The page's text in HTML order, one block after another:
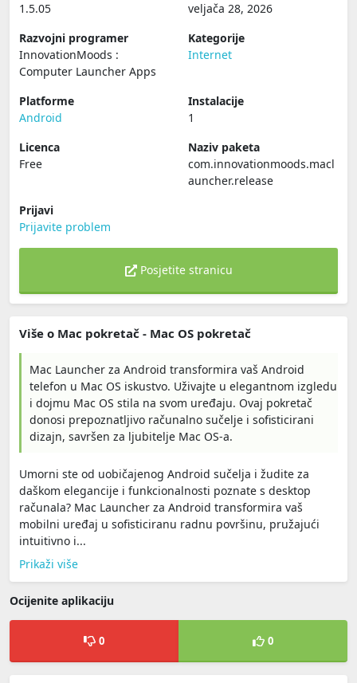
1.5.05
veljača 28, 2026
Razvojni programer
InnovationMoods :
Computer Launcher Apps
Kategorije
Internet
Platforme
Android
Instalacije
1
Licenca
Free
Naziv paketa
com.innovationmoods.macl
auncher.release
Prijavi
Prijavite problem
Posjetite stranicu
Više o Mac pokretač - Mac OS pokretač
Mac Launcher za Android transformira vaš Android
telefon u Mac OS iskustvo. Uživajte u elegantnom izgledu
i dojmu Mac OS stila na svom uređaju. Ovaj pokretač
donosi prepoznatljivo računalno sučelje i sofisticirani
dizajn, savršen za ljubitelje Mac OS-a.
Umorni ste od uobičajenog Android sučelja i žudite za
daškom elegancije i funkcionalnosti poznate s desktop
računala? Mac Launcher za Android transformira vaš
mobilni uređaj u sofisticiranu radnu površinu, pružajući
intuitivno i...
Prikaži više
Ocijenite aplikaciju
0 0